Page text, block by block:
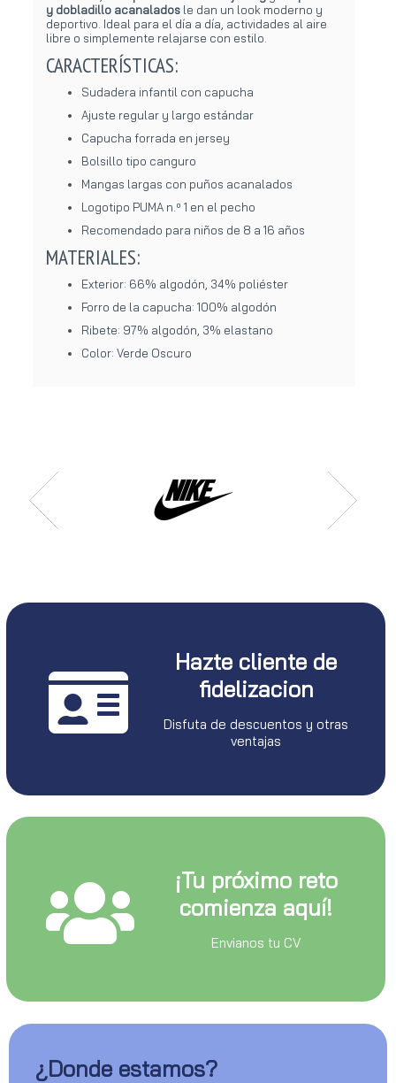
y dobladillo acanalados le dan un look moderno y
deportivo. Ideal para el día a día, actividades al aire
libre o simplemente relajarse con estilo.
CARACTERÍSTICAS:
Sudadera infantil con capucha
Ajuste regular y largo estándar
Capucha forrada en jersey
Bolsillo tipo canguro
Mangas largas con puños acanalados
Logotipo PUMA n.º 1 en el pecho
Recomendado para niños de 8 a 16 años
MATERIALES:
Exterior: 66% algodón, 34% poliéster
Forro de la capucha: 100% algodón
Ribete: 97% algodón, 3% elastano
Color: Verde Oscuro
Hazte cliente de
fidelizacion
Disfuta de descuentos y otras
ventajas
¡Tu próximo reto
comienza aquí!
Envianos tu CV
¿Donde estamos?